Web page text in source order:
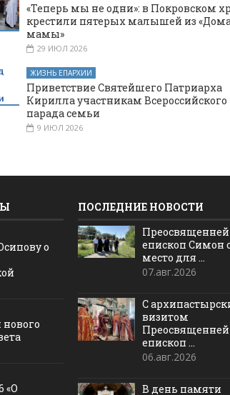
«Теперь мы не одни»: в Покровском
крестили пятерых малышей из
мамы»
29 ИЮЛ 2026
ЖИЗНЬ ЕПАРХИИ
Приветствие Святейшего Патриарха
Кирилла участникам Всероссийского
парада семьи
9 ИЮЛ 2026
о
«О
ПОСЛЕДНИЕ НОВОСТИ
епископ Симон
место для ...
07.авг.2026
С
визитом
епископ ...
06.авг.2026
В день памяти